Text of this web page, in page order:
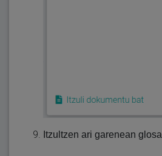
Itzultzen ari garenean